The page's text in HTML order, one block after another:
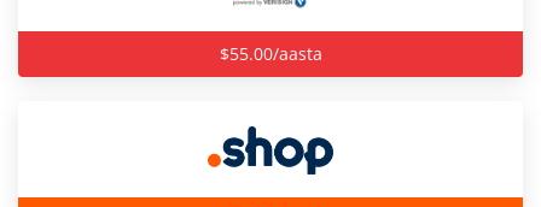
$55.00/aasta